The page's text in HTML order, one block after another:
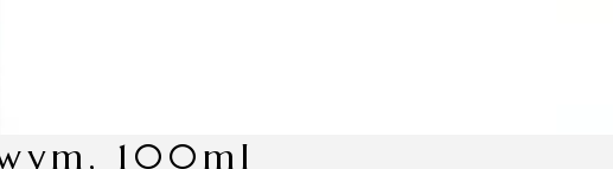
100ml